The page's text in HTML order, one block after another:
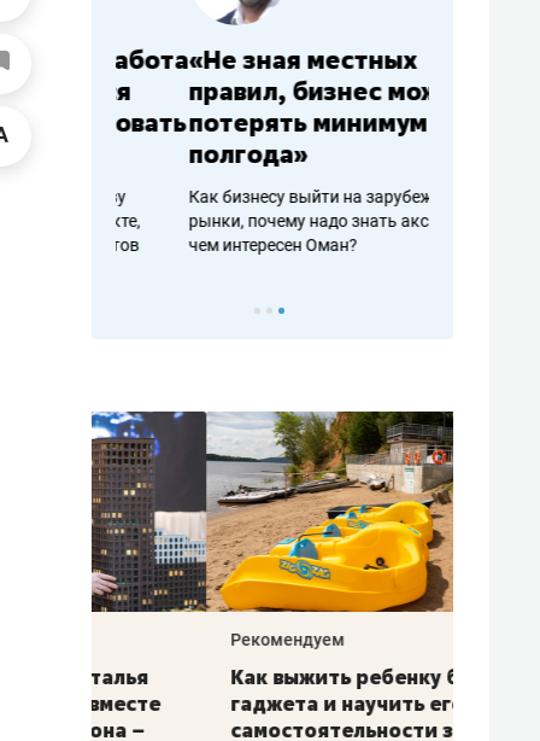
работа «Не зная местных
правил, бизнес может
потерять минимум
полгода»
Как бизнесу выйти на зарубежные
рынки, почему надо знать аксакалов и
чем интересен Оман?
Как выжить ребенку без
гаджета и научить его
самостоятельности за 18